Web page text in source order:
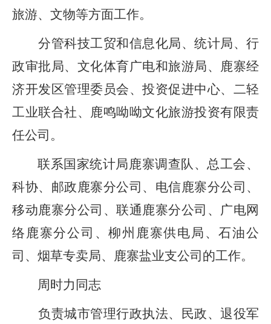
旅游、 文物等方面工作。
分管科技工贸和信息化局、 统计局、行
政审批局、 文化体育广电和旅游局、 鹿寨经
济开发 区管理委员会、投资促进中心、二轻
工业联合社、 鹿鸣呦呦文化旅游投资有限责
任公司。
联系国家统计局鹿寨调查队、总工会、
科协、邮政鹿寨分公司、电信鹿寨分公司、
移动鹿寨分公司、联通鹿寨分公司、广电网
络鹿寨分公司、柳州鹿寨供电局、石油公
司、烟草专卖局、 鹿寨盐业支公司 的工作。
周时力 同志
负责城市管理行政执法、
民政、退役军